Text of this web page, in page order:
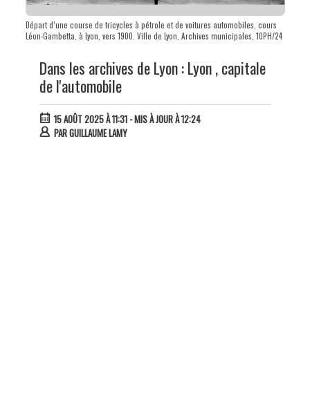
Départ d’une course de tricycles à pétrole et de voitures automobiles, cours
Léon-Gambetta, à Lyon, vers 1900. Ville de Lyon, Archives municipales, 10PH/24
Dans les archives de Lyon : Lyon , capitale
de l'automobile
15 AOÛT 2025 À 11:31- MIS À JOUR À 12:24
PARGUILLAUME LAMY